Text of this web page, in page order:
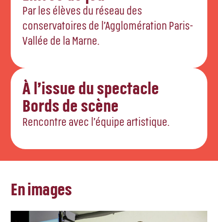
Par les élèves du réseau des
conservatoires de l’Agglomération Paris-
Vallée de la Marne.
À l’issue du spectacle
Bords de scène
Rencontre avec l’équipe artistique.
En images